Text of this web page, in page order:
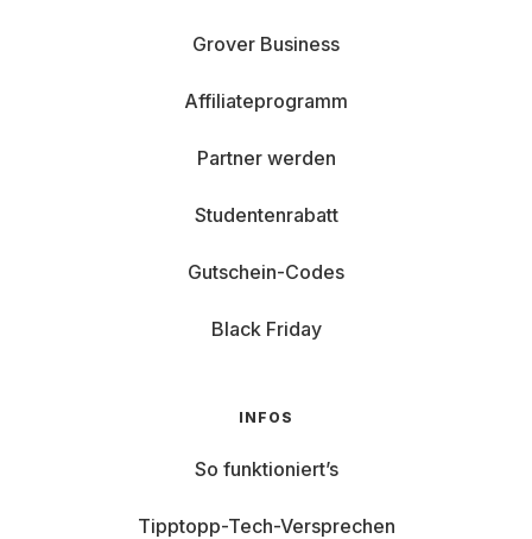
Grover Business
Affiliateprogramm
Partner werden
Studentenrabatt
Gutschein-Codes
Black Friday
INFOS
So funktioniert’s
Tipptopp-Tech-Versprechen